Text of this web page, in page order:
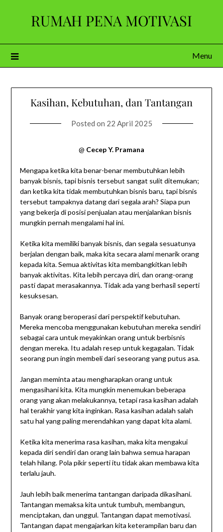
RUMAH PENA MOTIVASI
Menu
Kasihan, Kebutuhan, dan Tantangan
Posted on 22 April 2025
@ Cecep Y. Pramana
Mengapa ketika kita benar-benar membutuhkan lebih
banyak bisnis, tapi bisnis tersebut sangat sulit ditemukan;
dan ketika kita tidak membutuhkan bisnis baru, tapi bisnis
tersebut tampaknya datang dari segala arah? Siapa pun
yang bekerja di posisi penjualan atau menjalankan bisnis
mungkin pernah mengalami hal ini.
Ketika kita memiliki banyak bisnis, dan segala sesuatunya
berjalan dengan baik, maka kita secara alami menarik orang
kepada kita. Semua aktivitas kita membangkitkan lebih
banyak aktivitas. Kita lebih percaya diri, dan orang-orang
pasti dapat merasakannya. Tidak ada yang berhasil seperti
kesuksesan.
Banyak orang beroperasi dari perspektif kebutuhan.
Mereka mencoba menggunakan kebutuhan mereka sendiri
sebagai cara untuk meyakinkan orang untuk berbisnis
dengan mereka. Itu adalah resep untuk kegagalan. Tidak
seorang pun ingin membeli dari seseorang yang putus asa.
Jangan meminta atau mengharapkan orang untuk
mengasihani kita. Kita mungkin menemukan beberapa
orang yang akan melakukannya, tetapi rasa kasihan adalah
hal terakhir yang kita inginkan. Rasa kasihan adalah salah
satu hal yang paling merendahkan yang dapat kita alami.
Ketika kita menerima rasa kasihan, maka kita mengakui
kepada diri sendiri dan orang lain bahwa semua harapan
telah hilang. Pola pikir seperti itu tidak akan membawa kita
terlalu jauh.
Jauh lebih baik menerima tantangan daripada dikasihani.
Tantangan memaksa kita untuk tumbuh, membangun,
menciptakan, dan unggul. Tantangan dapat memotivasi.
Tantangan dapat mengajarkan kita keterampilan baru dan